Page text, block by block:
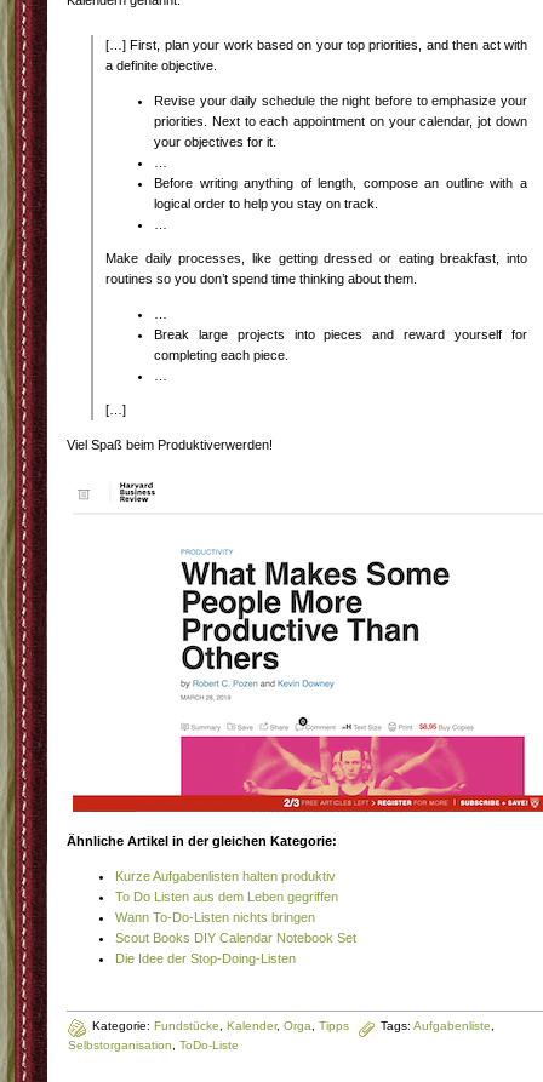
[…] First, plan your work based on your top priorities, and then act with
a definite objective.
Revise your daily schedule the night before to emphasize your
priorities. Next to each appointment on your calendar, jot down
your objectives for it.
Before writing anything of length, compose an outline with a
logical order to help you stay on track.
Make daily processes, like getting dressed or eating breakfast, into
routines so you don’t spend time thinking about them.
Break large projects into pieces and reward yourself for
completing each piece.
[…]
Viel Spaß beim Produktiverwerden!
Ähnliche Artikel in der gleichen Kategorie:
Kurze Aufgabenlisten halten produktiv
To Do Listen aus dem Leben gegriffen
Wann To-Do-Listen nichts bringen
Scout Books DIY Calendar Notebook Set
Die Idee der Stop-Doing-Listen
Kategorie: Fundstücke Kalender, Orga Tipps Tags: Aufgabenliste
Selbstorganisation
ToDo-Liste